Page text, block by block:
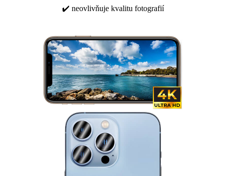
✔️ neovlivňuje kvalitu fotografií